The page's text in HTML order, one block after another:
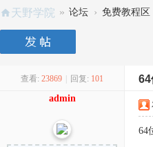
天野学院 » 论坛 › 免费教程区
查看: 23869 回复: 101 64
admin
64